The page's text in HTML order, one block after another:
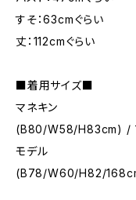
すそ：63cmぐらい
丈：112cmぐらい
■着用サイズ■
マネキン
(B80/W58/H83cm) /
モデル
(B78/W60/H82/